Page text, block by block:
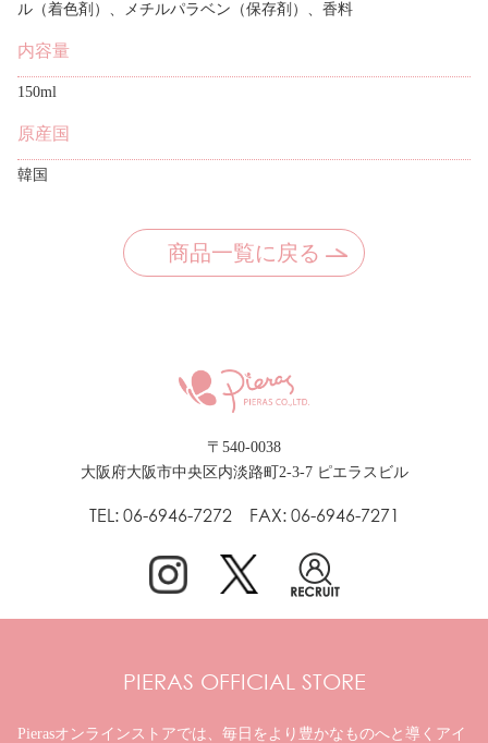
ル（着色剤）、メチルパラベン（保存剤）、香料
内容量
150ml
原産国
韓国
商品一覧に戻る
〒540-0038
大阪府大阪市中央区内淡路町2-3-7 ピエラスビル
TEL: 06-6946-7272 FAX: 06-6946-7271
PIERAS OFFICIAL STORE
Pierasオンラインストアでは、毎日をより豊かなものへと 導くアイ